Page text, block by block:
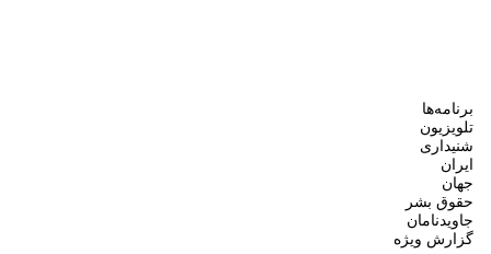
برنامه‌ها
تلویزیون
شنیداری
ایران
جهان
حقوق بشر
جاویدنامان
گزارش ویژه